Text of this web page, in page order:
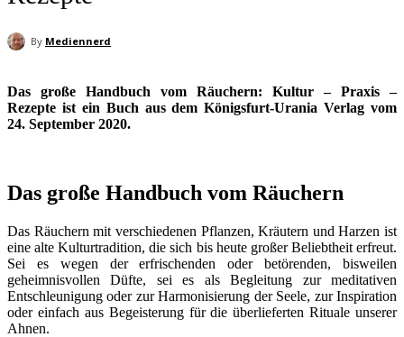
By Mediennerd
Das große Handbuch vom Räuchern: Kultur – Praxis –
Rezepte ist ein Buch aus dem Königsfurt-Urania Verlag vom
24. September 2020.
Das große Handbuch vom Räuchern
Das Räuchern mit verschiedenen Pflanzen, Kräutern und Harzen ist
eine alte Kulturtradition, die sich bis heute großer Beliebtheit erfreut.
Sei es wegen der erfrischenden oder betörenden, bisweilen
geheimnisvollen Düfte, sei es als Begleitung zur meditativen
Entschleunigung oder zur Harmonisierung der Seele, zur Inspiration
oder einfach aus Begeisterung für die überlieferten Rituale unserer
Ahnen.